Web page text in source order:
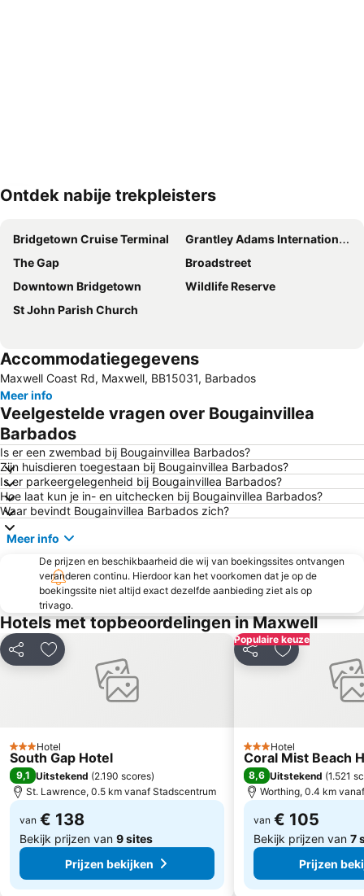
Kaart uitvouwen
Ontdek nabije trekpleisters
Bridgetown Cruise Terminal
Grantley Adams International Airport
The Gap
Broadstreet
Downtown Bridgetown
Wildlife Reserve
St John Parish Church
Accommodatiegegevens
Maxwell Coast Rd, Maxwell, BB15031, Barbados
Meer info
Veelgestelde vragen over Bougainvillea
Barbados
Is er een zwembad bij Bougainvillea Barbados?
Zijn huisdieren toegestaan bij Bougainvillea Barbados?
Is er parkeergelegenheid bij Bougainvillea Barbados?
Hoe laat kun je in- en uitchecken bij Bougainvillea Barbados?
Waar bevindt Bougainvillea Barbados zich?
Meer info
De prijzen en beschikbaarheid die wij van boekingssites ontvangen
veranderen continu. Hierdoor kan het voorkomen dat je op de
boekingssite niet altijd exact dezelfde aanbieding ziet als op
trivago.
Hotels met topbeoordelingen in Maxwell
Delen Toevoegen aan favorieten
3 Sterren
Hotel
South Gap Hotel
9,1 Uitstekend (2.190 scores)
St. Lawrence, 0.5 km vanaf Stadscentrum
van € 138
Bekijk prijzen van 9 sites
Prijzen bekijken
Populaire keuze
Delen Toevoegen
3 Sterren
Hotel
Coral Mist Beach
8,6 Uitstekend (1.521
Worthing, 0.4 km
van € 105
Bekijk prijzen van 7
Prijzen